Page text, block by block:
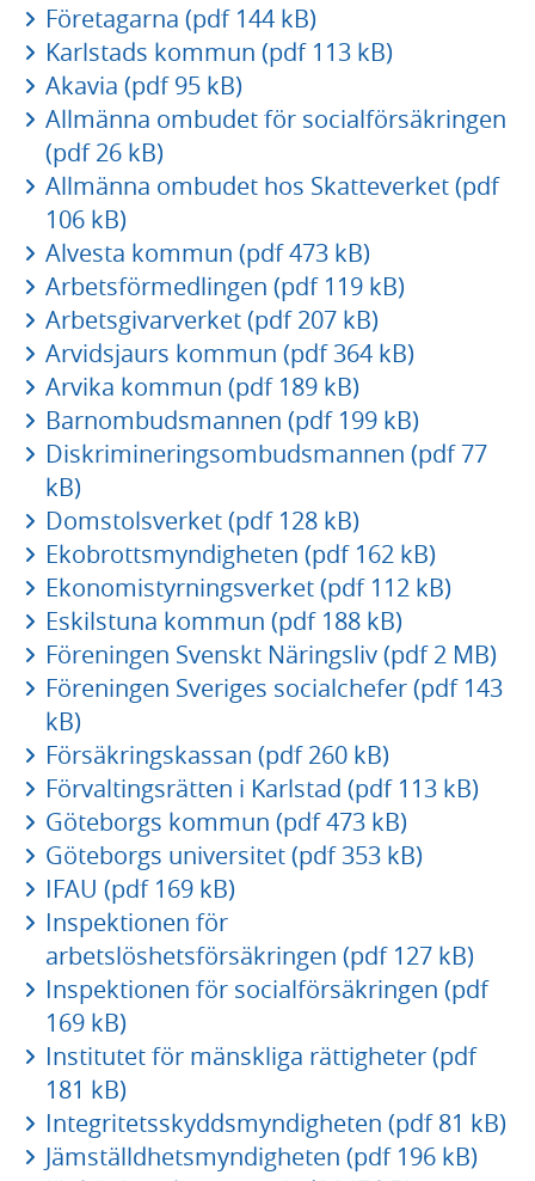
Företagarna (pdf 144 kB)
Karlstads kommun (pdf 113 kB)
Akavia (pdf 95 kB)
Allmänna ombudet för socialförsäkringen
(pdf 26 kB)
Allmänna ombudet hos Skatteverket (pdf
106 kB)
Alvesta kommun (pdf 473 kB)
Arbetsförmedlingen (pdf 119 kB)
Arbetsgivarverket (pdf 207 kB)
Arvidsjaurs kommun (pdf 364 kB)
Arvika kommun (pdf 189 kB)
Barnombudsmannen (pdf 199 kB)
Diskrimineringsombudsmannen (pdf 77
kB)
Domstolsverket (pdf 128 kB)
Ekobrottsmyndigheten (pdf 162 kB)
Ekonomistyrningsverket (pdf 112 kB)
Eskilstuna kommun (pdf 188 kB)
Föreningen Svenskt Näringsliv (pdf 2 MB)
Föreningen Sveriges socialchefer (pdf 143
kB)
Försäkringskassan (pdf 260 kB)
Förvaltingsrätten i Karlstad (pdf 113 kB)
Göteborgs kommun (pdf 473 kB)
Göteborgs universitet (pdf 353 kB)
IFAU (pdf 169 kB)
Inspektionen för
arbetslöshetsförsäkringen (pdf 127 kB)
Inspektionen för socialförsäkringen (pdf
169 kB)
Institutet för mänskliga rättigheter (pdf
181 kB)
Integritetsskyddsmyndigheten (pdf 81 kB)
Jämställdhetsmyndigheten (pdf 196 kB)